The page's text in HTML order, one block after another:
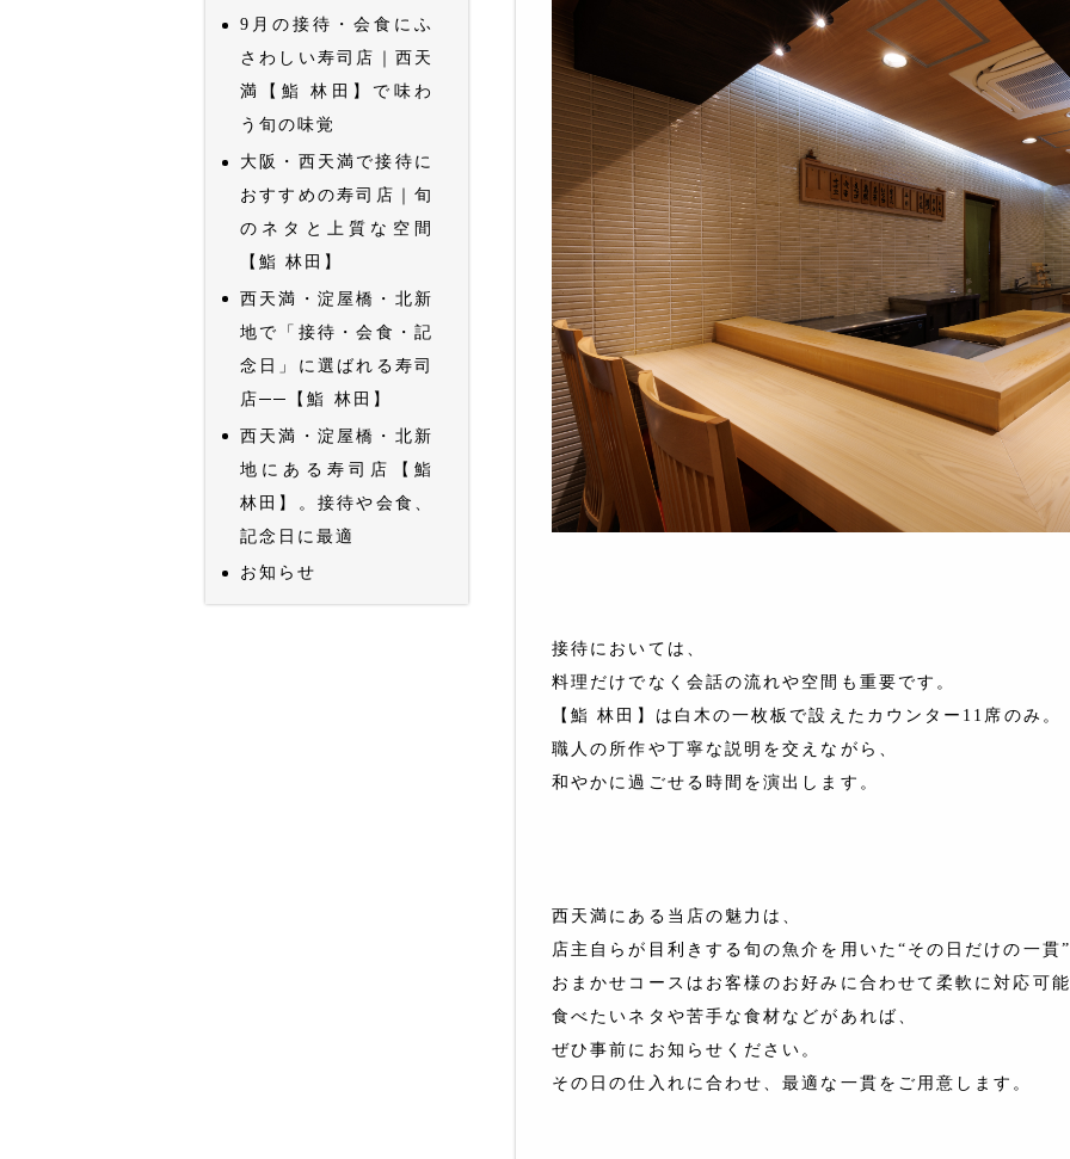
9月の接待・会食にふ
さわしい寿司店｜西天
満【鮨 林田】で味わ
う旬の味覚
大阪・西天満で接待に
おすすめの寿司店｜旬
のネタと上質な空間
【鮨 林田】
西天満・淀屋橋・北新
地で「接待・会食・記
念日」に選ばれる寿司
店──【鮨 林田】
西天満・淀屋橋・北新
地にある寿司店【鮨
林田】。接待や会食、
記念日に最適
お知らせ
接待においては、
料理だけでなく会話の流れや空間も重要です。
【鮨 林田】は白木の一枚板で設えたカウンター11席のみ。
職人の所作や丁寧な説明を交えながら、
和やかに過ごせる時間を演出します。
西天満にある当店の魅力は、
店主自らが目利きする旬の魚介を用いた“その日だけの一貫
おまかせコースはお客様のお好みに合わせて柔軟に対応可
食べたいネタや苦手な食材などがあれば、
ぜひ事前にお知らせください。
その日の仕入れに合わせ、最適な一貫をご用意します。